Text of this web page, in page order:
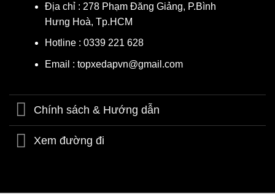
Địa chỉ : 278 Phạm Đăng Giảng, P.Bình
Hưng Hoà, Tp.HCM
Hotline : 0339 221 628
Email : topxedapvn@gmail.com
Chính sách & Hướng dẫn
Xem đường đi